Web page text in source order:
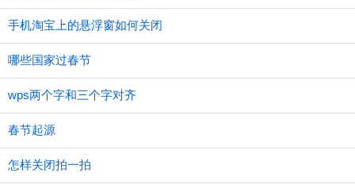
手机淘宝上的悬浮窗如何关闭
哪些国家过春节
wps两个字和三个字对齐
春节起源
怎样关闭拍一拍